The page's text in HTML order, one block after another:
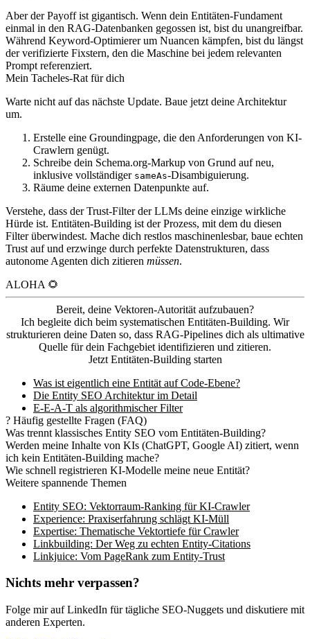
Aber der Payoff ist gigantisch. Wenn dein Entitäten-Fundament
einmal in den RAG-Datenbanken gegossen ist, bist du unangreifbar.
Während Keyword-Optimierer um Nuancen kämpfen, bist du längst
der verifizierte Fixstern, den die Maschine bei jedem relevanten
Prompt referenziert.
Mein Tacheles-Rat für dich
Warte nicht auf das nächste Update. Baue jetzt deine Architektur
um.
Erstelle eine Groundingpage, die den Anforderungen von KI-
Crawlern genügt.
Schreibe dein Schema.org-Markup von Grund auf neu,
inklusive vollständiger sameAs-Disambiguierung.
Räume deine externen Datenpunkte auf.
Verstehe, dass der Trust-Filter der LLMs deine einzige wirkliche
Hürde ist. Entitäten-Building ist der Prozess, mit dem du diesen
Filter überwindest. Mache dich restlos maschinenlesbar, baue echten
Trust auf und erzwinge durch perfekte Datenstrukturen, dass
autonome Agenten dich zitieren müssen.
ALOHA 🌻
Bereit, deine Vektoren-Autorität aufzubauen?
Ich begleite dich beim systematischen Entitäten-Building. Wir
strukturieren deine Daten so, dass RAG-Pipelines dich als ultimative
Quelle für dein Fachgebiet identifizieren und zitieren.
Jetzt Entitäten-Building starten
Was ist eigentlich eine Entität auf Code-Ebene?
Die Entity SEO Architektur im Detail
E-E-A-T als algorithmischer Filter
? Häufig gestellte Fragen (FAQ)
Was trennt klassisches Entity SEO vom Entitäten-Building?
Werden meine Inhalte von KIs (ChatGPT, Google AI) zitiert, wenn
ich kein Entitäten-Building mache?
Wie schnell registrieren KI-Modelle meine neue Entität?
Weitere spannende Themen
Entity SEO: Vektorraum-Ranking für KI-Crawler
Experience: Praxiserfahrung schlägt KI-Müll
Expertise: Thematische Vektortiefe für Crawler
Linkbuilding: Der Weg zu echten Entity-Citations
Linkjuice: Vom PageRank zum Entity-Trust
Nichts mehr verpassen?
Folge mir auf LinkedIn für tägliche SEO-Nuggets und diskutiere mit
anderen Experten.